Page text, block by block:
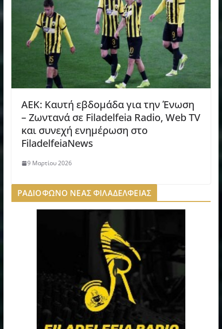
ΑΕΚ: Καυτή εβδομάδα για την Ένωση
– Ζωντανά σε Filadelfeia Radio, Web TV
και συνεχή ενημέρωση στο
FiladelfeiaNews
9 Μαρτίου 2026
ΡΑΔΙΟΦΩΝΟ ΝΕΑΣ ΦΙΛΑΔΕΛΦΕΙΑΣ